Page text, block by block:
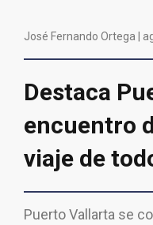
José Fernando Ortega |
Destaca
encuentro
viaje de
Puerto Vallarta se